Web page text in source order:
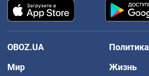
OBOZ.UA
Политика
Мир
Жизнь